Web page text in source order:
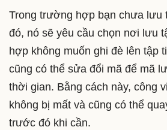
Trong trường hợp bạn chưa lưu
đó, nó sẽ yêu cầu chọn nơi lưu
hợp không muốn ghi đè lên tập
cũng có thể sửa đổi mã để mã
thời gian. Bằng cách này, công
không bị mất và cũng có thể
trước đó khi cần.